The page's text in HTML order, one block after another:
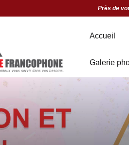
Près de
Accueil
Galerie